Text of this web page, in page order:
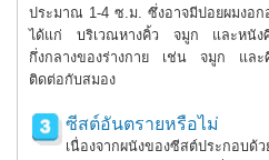
ประมาณ 1-4 ซ.ม. ซึ่งอาจมีปอยผมงอ
ได้แก่ บริเวณหางคิ้ว จมูก และหนัง
กึ่งกลางของร่างกาย เช่น จมูก และศี
ติดต่อกับสมอง
ซีสต์อันตรายหรือไม่
เนื่องจากผนังของซีสต์ประกอบ